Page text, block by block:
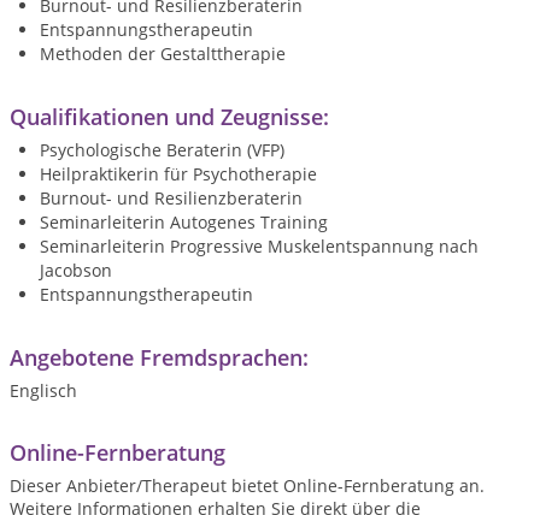
Burnout- und Resilienzberaterin
Entspannungstherapeutin
Methoden der Gestalttherapie
Qualifikationen und Zeugnisse:
Psychologische Beraterin (VFP)
Heilpraktikerin für Psychotherapie
Burnout- und Resilienzberaterin
Seminarleiterin Autogenes Training
Seminarleiterin Progressive Muskelentspannung nach
Jacobson
Entspannungstherapeutin
Angebotene Fremdsprachen:
Englisch
Online-Fernberatung
Dieser Anbieter/Therapeut bietet Online-Fernberatung an.
Weitere Informationen erhalten Sie direkt über die